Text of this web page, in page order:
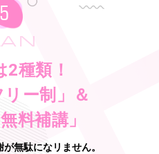
2種類！
リー制」＆
料補講」
無駄になリません。